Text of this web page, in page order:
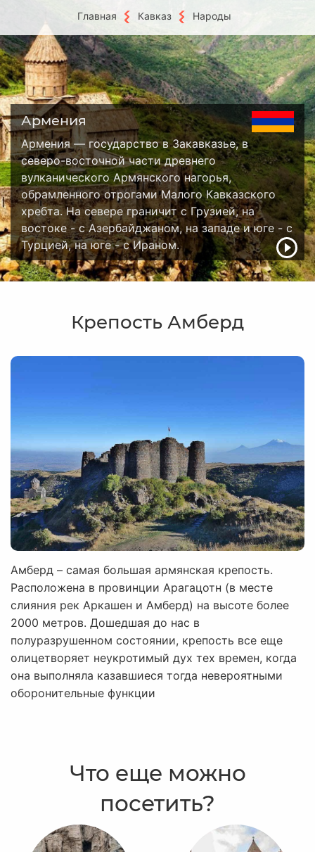
Главная Кавказ Народы
Армения
Армения — государство в Закавказье, в
северо-восточной части древнего
вулканического Армянского нагорья,
обрамленного отрогами Малого Кавказского
хребта. На севере граничит с Грузией, на
востоке - с Азербайджаном, на западе и юге - с
Турцией, на юге - с Ираном.
Крепость Амберд
Амберд – самая большая армянская крепость.
Расположена в провинции Арагацотн (в месте
слияния рек Аркашен и Амберд) на высоте более
2000 метров. Дошедшая до нас в
полуразрушенном состоянии, крепость все еще
олицетворяет неукротимый дух тех времен, когда
она выполняла казавшиеся тогда невероятными
оборонительные функции
Что еще можно
посетить?